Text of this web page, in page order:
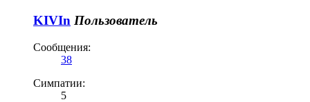
KIVIn Пользователь
Сообщения:
38
Симпатии:
5